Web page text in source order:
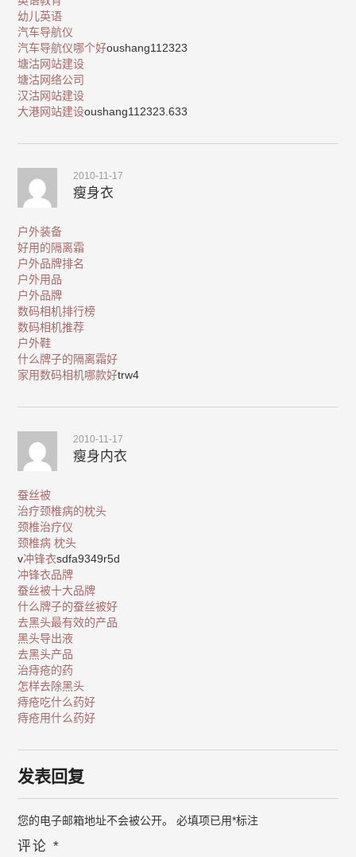
幼儿英语
汽车导航仪
汽车导航仪哪个好oushang112323
塘沽网站建设
塘沽网络公司
汉沽网站建设
大港网站建设oushang112323.633
2010-11-17
瘦身衣
户外装备
好用的隔离霜
户外品牌排名
户外用品
户外品牌
数码相机排行榜
数码相机推荐
户外鞋
什么牌子的隔离霜好
家用数码相机哪款好trw4
2010-11-17
瘦身内衣
蚕丝被
治疗颈椎病的枕头
颈椎治疗仪
颈椎病 枕头
v冲锋衣sdfa9349r5d
冲锋衣品牌
蚕丝被十大品牌
什么牌子的蚕丝被好
去黑头最有效的产品
黑头导出液
去黑头产品
治痔疮的药
怎样去除黑头
痔疮吃什么药好
痔疮用什么药好
发表回复
您的电子邮箱地址不会被公开。 必填项已用*标注
评论*